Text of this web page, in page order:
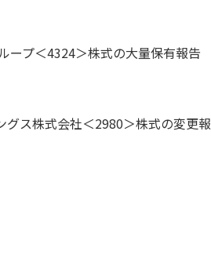
ープ＜4324＞株式の大量保有報告
グス株式会社＜2980＞株式の変更報